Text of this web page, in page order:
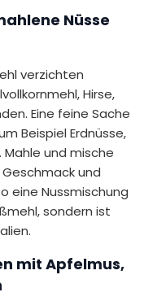
Nüsse
verzichten
Hirse,
Eine feine Sache
Beispiel Erdnüsse,
und mische
und
eine Nussmischung
sondern ist
mit Apfelmus,